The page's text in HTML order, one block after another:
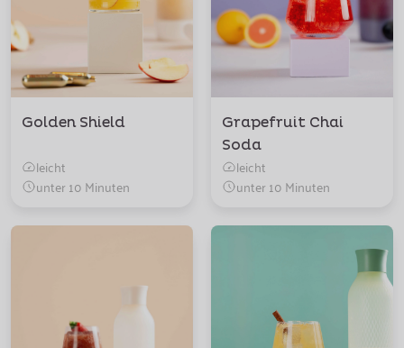
Golden Shield
leicht
unter 10 Minuten
Grapefruit Chai
Soda
leicht
unter 10 Minuten